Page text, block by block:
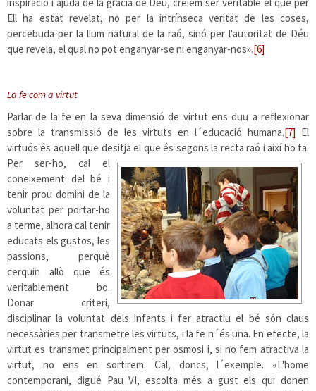
Ell ha estat revelat, no per la intrínseca veritat de les coses,
percebuda per la llum natural de la raó, sinó per l'autoritat de Déu
que revela, el qual no pot enganyar-se ni enganyar-nos».[6]
La fe com a virtut
Parlar de la fe en la seva dimensió de virtut ens duu a reflexionar
sobre la transmissió de les virtuts en l´educació humana.[7] El
virtuós és aquell que desitja el que és segons la recta raó i així ho fa.
Per ser-ho, cal el
coneixement del bé i
tenir prou domini de la
voluntat per portar-ho
a terme, alhora cal tenir
educats els gustos, les
passions, perquè
cerquin allò que és
veritablement bo.
Donar criteri,
disciplinar la voluntat dels infants i fer atractiu el bé són claus
necessàries per transmetre les virtuts, i la fe n´és una. En efecte, la
virtut es transmet principalment per osmosi i, si no fem atractiva la
virtut, no ens en sortirem. Cal, doncs, l´exemple. «L'home
contemporani, digué Pau VI, escolta més a gust els qui donen